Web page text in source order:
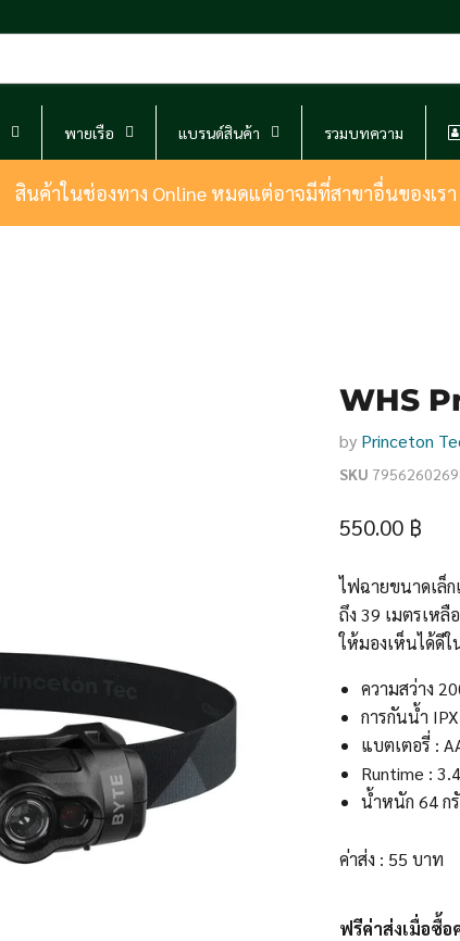
พายเรือ แบรนด์สินค้า รวมบทความ
สินค้าในช่องทาง Online หมดแต่อาจมีที่สาขาอื่นของเรา
WHS
by Princeton
SKU
550.00 ฿
ไฟฉายขนาดเล็
ถึง 39 เมตรเห
ให้มองเห็นได้ดี
ความสว่าง
การกันน้ำ
แบตเตอรี่ :
Runtime :
น้ำหนัก 64 ก
ค่าส่ง : 55 บาท
ฟรีค่าส่งเมื่อซื้อ